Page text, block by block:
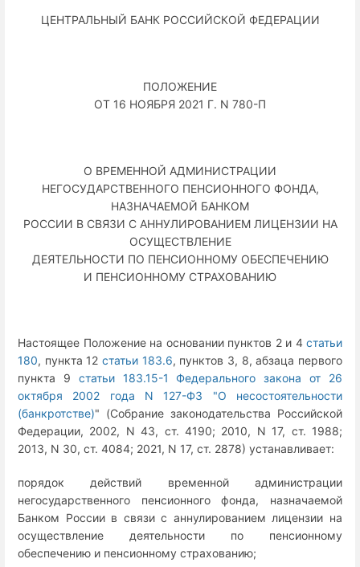
ЦЕНТРАЛЬНЫЙ БАНК РОССИЙСКОЙ ФЕДЕРАЦИИ
ПОЛОЖЕНИЕ
ОТ 16 НОЯБРЯ 2021 Г. N 780-П
О ВРЕМЕННОЙ АДМИНИСТРАЦИИ
НЕГОСУДАРСТВЕННОГО ПЕНСИОННОГО ФОНДА,
НАЗНАЧАЕМОЙ БАНКОМ
РОССИИ В СВЯЗИ С АННУЛИРОВАНИЕМ ЛИЦЕНЗИИ НА
ОСУЩЕСТВЛЕНИЕ
ДЕЯТЕЛЬНОСТИ ПО ПЕНСИОННОМУ ОБЕСПЕЧЕНИЮ
И ПЕНСИОННОМУ СТРАХОВАНИЮ
Настоящее Положение на основании пунктов 2 и 4 статьи
180, пункта 12 статьи 183.6, пунктов 3, 8, абзаца первого
пункта 9 статьи 183.15-1 Федерального закона от 26
октября 2002 года N 127-ФЗ "О несостоятельности
(банкротстве)" (Собрание законодательства Российской
Федерации, 2002, N 43, ст. 4190; 2010, N 17, ст. 1988;
2013, N 30, ст. 4084; 2021, N 17, ст. 2878) устанавливает:
порядок действий временной администрации
негосударственного пенсионного фонда, назначаемой
Банком России в связи с аннулированием лицензии на
осуществление деятельности по пенсионному
обеспечению и пенсионному страхованию;